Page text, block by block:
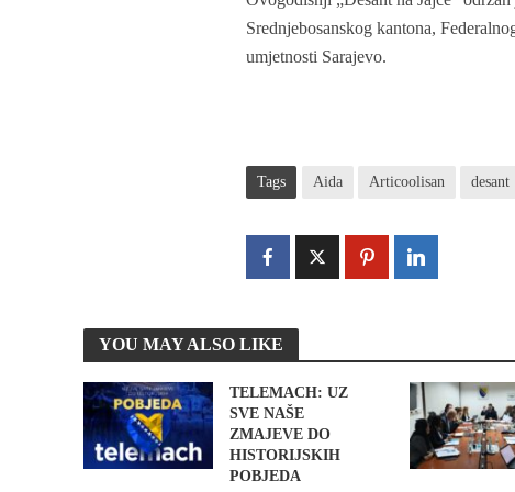
Srednjebosanskog kantona,
umjetnosti Sarajevo.
Tags Aida Articoolisan desant
YOU MAY ALSO LIKE
TELEMACH: UZ
SVE NAŠE
ZMAJEVE DO
HISTORIJSKIH
POBJEDA